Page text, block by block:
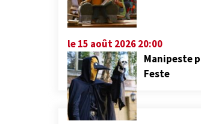
le 15 août 2026 20:00
Manipeste
Feste